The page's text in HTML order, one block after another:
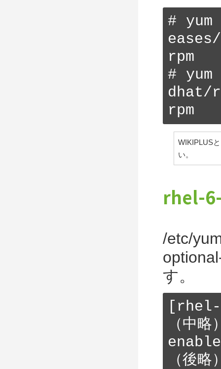
#
rpm
#
dhat/
rpm
WIKIPLUS
い。
rhel-
/etc/
す。
（中略
（後略